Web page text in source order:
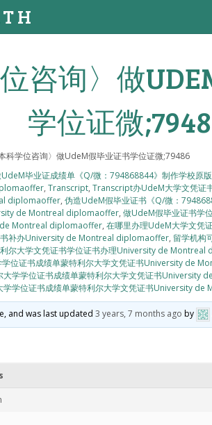
位咨询〉做
学位证微
本科学位咨询〉做UdeM假毕业证书学位证微;79486
UdeM毕业证成绩单《Q/微：794868844》制作学校原
,Transcript,Transcript办UdeM大学文凭证
diplomaoffer,伪造UdeM假毕业证书《Q/微：
de Montreal diplomaoffer,做UdeM假毕业证书学
de Montreal diplomaoffer,在哪里办理UdeM大学文凭
书补办University de Montreal diplomaoffer, 留学机构
尔大学文凭证书学位证书办理University de
位证书成绩单蒙特利尔大学文凭证书University de
大学学位证书成绩单蒙特利尔大学文凭证书University
学学位证书成绩单蒙特利尔大学文凭证书University
and was last updated3 years, 7 months ago by